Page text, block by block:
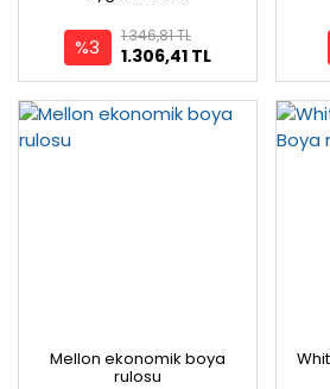
%3 1.306,41 TL
1.346,81 TL
Mellon ekonomik boya
rulosu